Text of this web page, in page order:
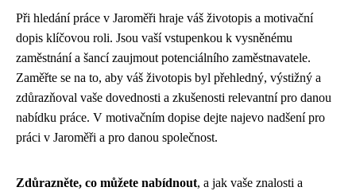
Při hledání práce v Jaroměři hraje váš životopis a motivační
dopis klíčovou roli. Jsou vaší vstupenkou k vysněnému
zaměstnání a šancí zaujmout potenciálního zaměstnavatele.
Zaměřte se na to, aby váš životopis byl přehledný, výstižný a
zdůrazňoval vaše dovednosti a zkušenosti relevantní pro danou
nabídku práce. V motivačním dopise dejte najevo nadšení pro
práci v Jaroměři a pro danou společnost.
Zdůrazněte, co můžete nabídnout, a jak vaše znalosti a